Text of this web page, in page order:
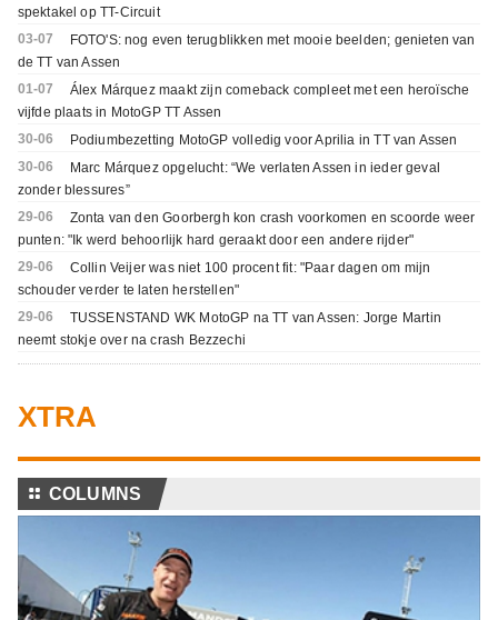
spektakel op TT-Circuit
03-07
FOTO'S: nog even terugblikken met mooie beelden; genieten van
de TT van Assen
01-07
Álex Márquez maakt zijn comeback compleet met een heroïsche
vijfde plaats in MotoGP TT Assen
30-06
Podiumbezetting MotoGP volledig voor Aprilia in TT van Assen
30-06
Marc Márquez opgelucht: “We verlaten Assen in ieder geval
zonder blessures”
29-06
Zonta van den Goorbergh kon crash voorkomen en scoorde weer
punten: "Ik werd behoorlijk hard geraakt door een andere rijder"
29-06
Collin Veijer was niet 100 procent fit: "Paar dagen om mijn
schouder verder te laten herstellen"
29-06
TUSSENSTAND WK MotoGP na TT van Assen: Jorge Martin
neemt stokje over na crash Bezzechi
XTRA
⚏ COLUMNS